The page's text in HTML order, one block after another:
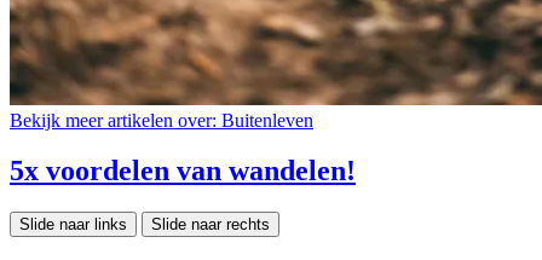
Bekijk meer artikelen over: Buitenleven
5x voordelen van wandelen!
Slide naar links Slide naar rechts